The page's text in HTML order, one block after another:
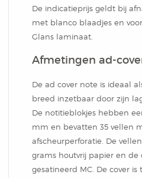
De indicatieprijs geldt bij
met blanco blaadjes en
Glans laminaat.
Afmetingen ad-
De ad cover note is ideaal
breed inzetbaar door zijn
De notitieblokjes hebben
mm en bevatten 35 vellen
afscheurperforatie. De
grams houtvrij papier en de
gesatineerd MC. De cover